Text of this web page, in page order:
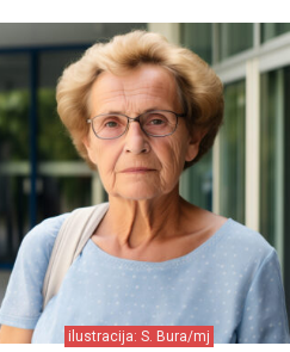
ilustracija: S. Bura/mj